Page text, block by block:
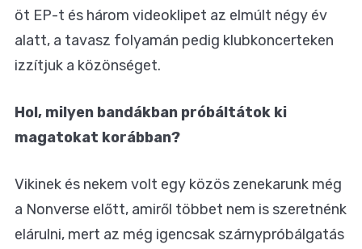
öt EP-t és három videoklipet az elmúlt négy év
alatt, a tavasz folyamán pedig klubkoncerteken
izzítjuk a közönséget.
Hol, milyen bandákban próbáltátok ki
magatokat korábban?
Vikinek és nekem volt egy közös zenekarunk még
a Nonverse előtt, amiről többet nem is szeretnénk
elárulni, mert az még igencsak szárnypróbálgatás